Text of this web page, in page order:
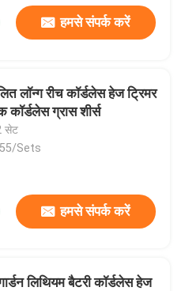
हमसे संपर्क करें
लॉन्ग रीच कॉर्डलेस हेज ट्रिमर
कॉर्डलेस ग्रास शीर्स
सेट
Sets
हमसे संपर्क करें
लिथियम बैटरी कॉर्डलेस हेज